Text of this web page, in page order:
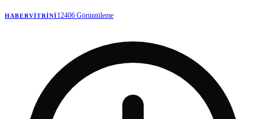
HABERVITRINI12406 Görüntüleme